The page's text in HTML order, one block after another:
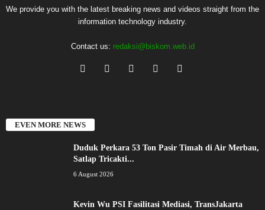
We provide you with the latest breaking news and videos straight from the
information technology industry.
Contact us: redaksi@biskom.web.id
EVEN MORE NEWS
Duduk Perkara 53 Ton Pasir Timah di Air Merbau,
Satlap Tricakti...
6 August 2026
Kevin Wu PSI Fasilitasi Mediasi, TransJakarta